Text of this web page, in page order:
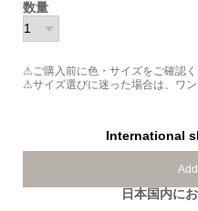
数量
⚠ご購入前に色・サイズをご確認
⚠サイズ選びに迷った場合は、ワ
International
日本国内に